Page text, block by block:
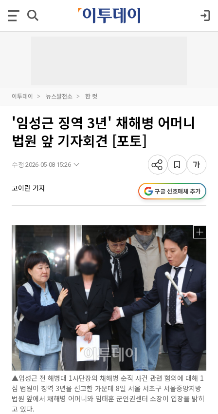
이투데이 뉴스발전소 한 컷
'임성근 징역 3년' 채해병 어머니
법원 앞 기자회견 [포토]
수정 2026-05-08 15:26
고이란 기자 구글 선호매체 추가
▲임성근 전 해병대 1사단장의 채해병 순직 사건 관련 혐의에 대해 1
심 법원이 징역 3년을 선고한 가운데 8일 서울 서초구 서울중앙지방
법원 앞에서 채해병 어머니와 임태훈 군인권센터 소장이 입장을 밝히
고 있다.